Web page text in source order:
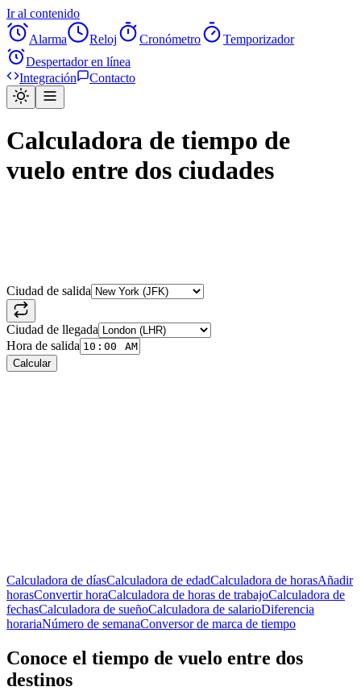
Ir al contenido
Alarma
Reloj Cronómetro
Temporizador
Despertador en línea
Integración
Contacto
Calculadora de tiempo de
vuelo entre dos ciudades
Ciudad de salida
Ciudad de llegada
Hora de salida
Calcular
Calculadora de díasCalculadora de edadCalculadora de horasAñadir
horasConvertir horaCalculadora de horas de trabajoCalculadora de
fechasCalculadora de sueñoCalculadora de salarioDiferencia
horariaNúmero de semanaConversor de marca de tiempo
Conoce el tiempo de vuelo entre dos
destinos